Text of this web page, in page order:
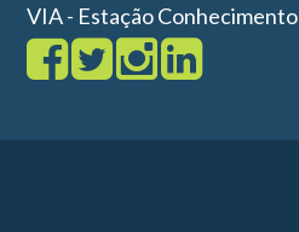
VIA - Estação Conhecimento